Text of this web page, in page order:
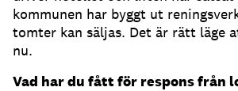
kommunen har byggt ut
tomter kan säljas. Det är rätt läge
nu.
Vad har du fått för respons från